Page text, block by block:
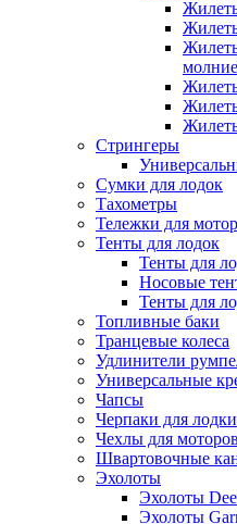
Стрингеры
Сумки для лодок
Тахометры
Тележки для
Тенты для лодок
Тенты для
Носовые
Тенты для
Топливные баки
Транцевые колеса
Удлинители
Универсальные
Чапсы
Черпаки для лодки
Чехлы для моторов
Швартовочные
Эхолоты
Эхолоты
Эхолоты